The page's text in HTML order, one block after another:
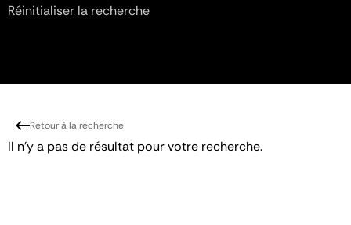
Réinitialiser la recherche
Retour à la recherche
Il n'y a pas de résultat pour votre recherche.